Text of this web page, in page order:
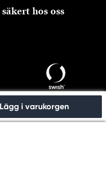
Lägg i varukorgen
hos oss